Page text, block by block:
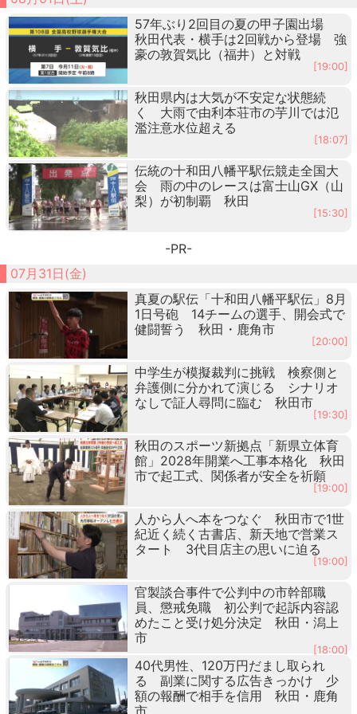
57年ぶり2回目の夏の甲子園出場
秋田代表・横手は2回戦から登場 強
豪の敦賀気比（福井）と対戦
[19:00]
秋田県内は大気が不安定な状態続
く 大雨で由利本荘市の芋川では氾
濫注意水位超える
[18:07]
伝統の十和田八幡平駅伝競走全国大
会 雨の中のレースは富士山GX（山
梨）が初制覇 秋田
[15:30]
-PR-
07月31日(金)
真夏の駅伝「十和田八幡平駅伝」8月
1日号砲 14チームの選手、開会式で
健闘誓う 秋田・鹿角市
[20:00]
中学生が模擬裁判に挑戦 検察側と
弁護側に分かれて演じる シナリオ
なしで証人尋問に臨む 秋田市
[19:30]
秋田のスポーツ新拠点「新県立体育
館」2028年開業へ工事本格化 秋田
市で起工式、関係者が安全を祈願
[19:00]
人から人へ本をつなぐ 秋田市で1世
紀近く続く古書店、新天地で営業ス
タート 3代目店主の思いに迫る
[19:00]
官製談合事件で公判中の市幹部職
員、懲戒免職 初公判で起訴内容認
めたこと受け処分決定 秋田・潟上
市
[18:00]
40代男性、120万円だまし取られ
る 副業に関する広告きっかけ 少
額の報酬で相手を信用 秋田・鹿角
市